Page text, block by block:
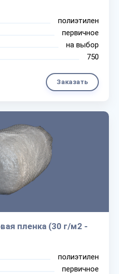
полиэтилен
первичное
на выбор
750
Заказать
пленка (30 г/м2 -
полиэтилен
первичное